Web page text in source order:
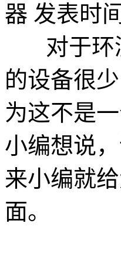
器 发表时
对于环
的设备很
为这不是
小编想说
来小编就
面。